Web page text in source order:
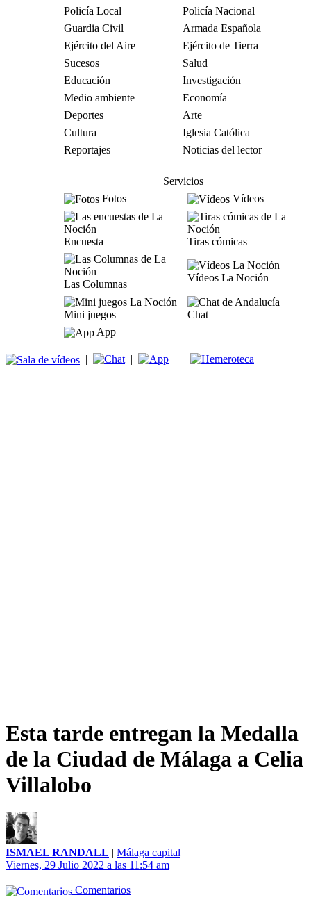
Policía Local
Policía Nacional
Guardia Civil
Armada Española
Ejército del Aire
Ejército de Tierra
Sucesos
Salud
Educación
Investigación
Medio ambiente
Economía
Deportes
Arte
Cultura
Iglesia Católica
Reportajes
Noticias del lector
Servicios
Fotos
Vídeos
Encuesta Tiras cómicas
Las Columnas
Vídeos La Noción
Mini juegos
Chat
App
| | |
Esta tarde entregan la Medalla
de la Ciudad de Málaga a Celia
Villalobo
ISMAEL RANDALL | Málaga capital
Viernes, 29 Julio 2022 a las 11:54 am
Comentarios